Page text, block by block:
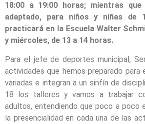
18:00 a 19:00 horas; mientras
adaptado, para niños y niñas de
practicará en la Escuela Walter
y miércoles, de 13 a 14 horas.
Para el jefe de deportes municipal,
actividades que hemos preparado para
variadas e integran a un sinfín de
18 los talleres y vamos a trabajar
adultos, entendiendo que poco a poco
la presencialidad en cada una de las